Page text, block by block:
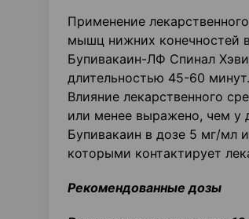
Применение
мышц нижних конечностей
Бупивакаин-ЛФ Спинал
длительностью 45-60
Влияние лекарственного
или менее выражено, чем у
Бупивакаин в дозе 5 мг/мл
которыми контактирует
Рекомендованные дозы